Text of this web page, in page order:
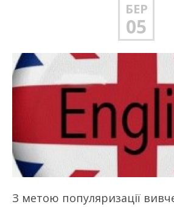
БЕР
05
З метою популяризації